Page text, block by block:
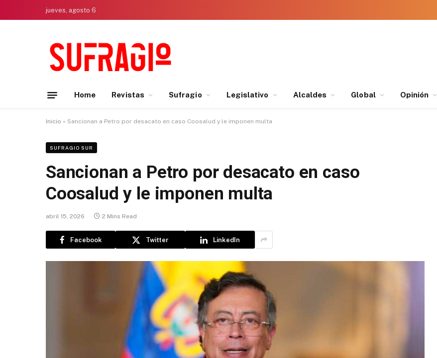
jueves, agosto 6
Home Revistas Sufragio Legislativo Alcaldes Global Opinión
Inicio » Sancionan a Petro por desacato en caso Coosalud y le imponen multa
SUFRAGIO SUR
Sancionan a Petro por desacato en caso
Coosalud y le imponen multa
abril 15, 2026 2 Mins Read
Facebook Twitter LinkedIn